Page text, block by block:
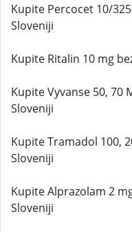
Kupite Percocet 10/
Sloveniji
Kupite Ritalin 10 mg
Kupite Vyvanse 50, 70
Sloveniji
Kupite Tramadol 100,
Sloveniji
Kupite Alprazolam 2
Sloveniji